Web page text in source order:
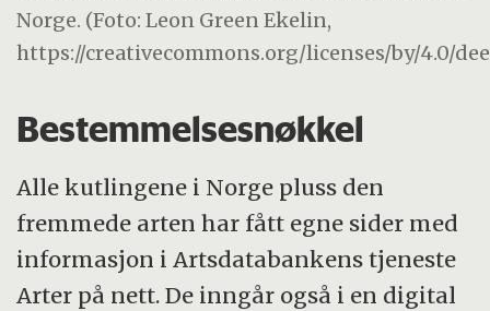
Norge. (Foto: Leon Green Ekelin,
https://creativecommons.org/licenses/by/4.0/
Bestemmelsesnøkkel
Alle kutlingene i Norge pluss den
fremmede arten har fått egne sider med
informasjon i Artsdatabankens tjeneste
Arter på nett. De inngår også i en digital